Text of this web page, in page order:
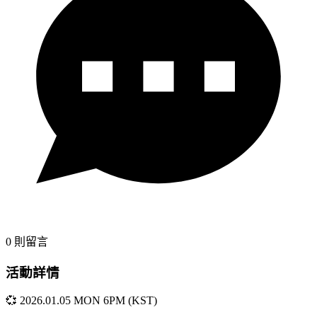
0 則留言
活動詳情
💞 2026.01.05 MON 6PM (KST)